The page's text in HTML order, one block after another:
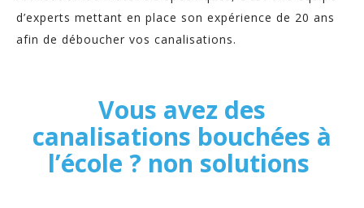
d’experts mettant en place son expérience de 20 ans
afin de déboucher vos canalisations.
Vous avez des
canalisations bouchées à
l’école ? non solutions